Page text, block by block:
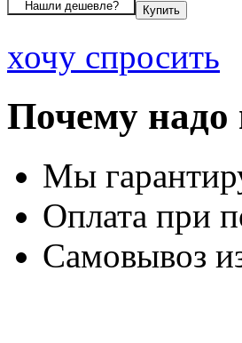
хочу спросить
Почему надо
Мы
Оплата при
Самовывоз